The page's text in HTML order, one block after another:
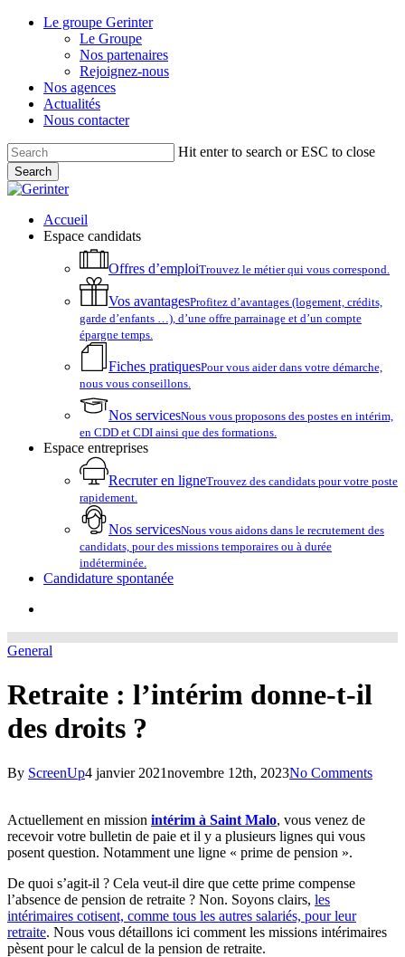
Skip
Le groupe Gerinter
Le Groupe
Nos partenaires
Rejoignez-nous
Nos agences
Actualités
Nous contacter
Hit enter to search or ESC to close
Search
Close
account
Menu
Accueil
Espace candidats
Offres d’emploiTrouvez le métier qui vous correspond.
Vos avantagesProfitez d’avantages (logement, crédits,
garde d’enfants …), d’une offre parrainage et d’un compte
épargne temps.
Fiches pratiquesPour vous aider dans votre démarche,
nous vous conseillons.
Nos servicesNous vous proposons des postes en intérim,
en CDD et CDI ainsi que des formations.
Espace entreprises
Recruter en ligneTrouvez des candidats pour votre poste
rapidement.
Nos servicesNous vous aidons dans le recrutement des
candidats, pour des missions temporaires ou à durée
indéterminée.
Candidature spontanée
General
Retraite : l’intérim donne-t-il
des droits ?
By ScreenUp4 janvier 2021novembre 12th, 2023No Comments
Actuellement en mission intérim à Saint Malo, vous venez de
recevoir votre bulletin de paie et il y a plusieurs lignes qui vous
posent question. Notamment une ligne « prime de pension ».
De quoi s’agit-il ? Cela veut-il dire que cette prime compense
l’absence de pension de retraite ? Non. Soyons clairs, les
intérimaires cotisent, comme tous les autres salariés, pour leur
retraite. Nous vous détaillons ici comment les missions intérimaires
pèsent pour le calcul de la pension de retraite.